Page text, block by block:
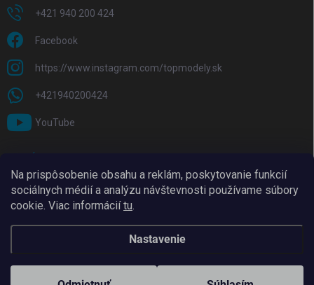
Na prispôsobenie obsahu a reklám, poskytovanie funkcií
sociálnych médií a analýzu návštevnosti používame súbory
cookie. Viac informáciítu.
Nastavenie
+421 940 200 424
Facebook
https://www.instagram.com/topmodely.sk
+421940200424
YouTube
Copyright 2026TopModely. Všetky práva vyhradené.Upraviť nastavenie